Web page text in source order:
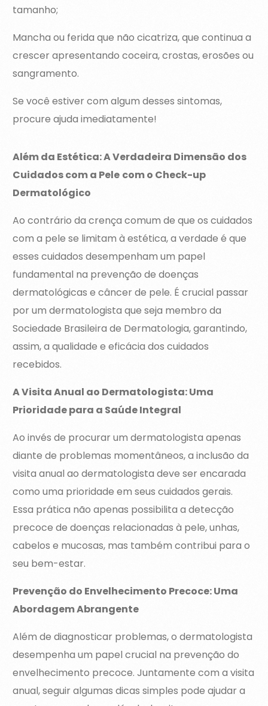
tamanho;
Mancha ou ferida que não cicatriza, que continua a
crescer apresentando coceira, crostas, erosões ou
sangramento.
Se você estiver com algum desses sintomas,
procure ajuda imediatamente!
Além da Estética: A Verdadeira Dimensão dos
Cuidados com a Pele com o Check-up
Dermatológico
Ao contrário da crença comum de que os cuidados
com a pele se limitam à estética, a verdade é que
esses cuidados desempenham um papel
fundamental na prevenção de doenças
dermatológicas e câncer de pele. É crucial passar
por um dermatologista que seja membro da
Sociedade Brasileira de Dermatologia, garantindo,
assim, a qualidade e eficácia dos cuidados
recebidos.
A Visita Anual ao Dermatologista: Uma
Prioridade para a Saúde Integral
Ao invés de procurar um dermatologista apenas
diante de problemas momentâneos, a inclusão da
visita anual ao dermatologista deve ser encarada
como uma prioridade em seus cuidados gerais.
Essa prática não apenas possibilita a detecção
precoce de doenças relacionadas à pele, unhas,
cabelos e mucosas, mas também contribui para o
seu bem-estar.
Prevenção do Envelhecimento Precoce: Uma
Abordagem Abrangente
Além de diagnosticar problemas, o dermatologista
desempenha um papel crucial na prevenção do
envelhecimento precoce. Juntamente com a visita
anual, seguir algumas dicas simples pode ajudar a